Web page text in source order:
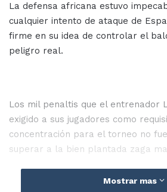
La defensa africana estuvo
cualquier intento de ataque de
firme en su idea de controlar el
peligro real.
Los mil penaltis que el entrenador
exigido a sus jugadores como
concentración para el torneo no
superar a la bien plantada zaga
El jugador marroquí Achraf Hakimi,
Mostrar mas